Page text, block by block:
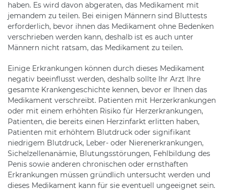
haben. Es wird davon abgeraten, das Medikament mit
jemandem zu teilen. Bei einigen Männern sind Bluttests
erforderlich, bevor ihnen das Medikament ohne Bedenken
verschrieben werden kann, deshalb ist es auch unter
Männern nicht ratsam, das Medikament zu teilen.
Einige Erkrankungen können durch dieses Medikament
negativ beeinflusst werden, deshalb sollte Ihr Arzt Ihre
gesamte Krankengeschichte kennen, bevor er Ihnen das
Medikament verschreibt. Patienten mit Herzerkrankungen
oder mit einem erhöhten Risiko für Herzerkrankungen,
Patienten, die bereits einen Herzinfarkt erlitten haben,
Patienten mit erhöhtem Blutdruck oder signifikant
niedrigem Blutdruck, Leber- oder Nierenerkrankungen,
Sichelzellenanämie, Blutungsstörungen, Fehlbildung des
Penis sowie anderen chronischen oder ernsthaften
Erkrankungen müssen gründlich untersucht werden und
dieses Medikament kann für sie eventuell ungeeignet sein.